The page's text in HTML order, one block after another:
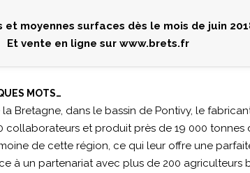
et moyennes surfaces dès le mois de juin
Et vente en ligne sur www.brets.fr
MOTS…
Bretagne, dans le bassin de Pontivy, le
collaborateurs et produit près de 19 000 tonnes
de cette région, ce qui leur offre une
à un partenariat avec plus de 200 agriculteurs